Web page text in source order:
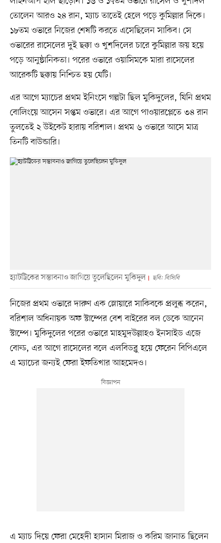
তোলেন আরও ২৪ রান, ম্যাচ তাতেই হেলে পড়ে কুমিল্লার দিকে।
১৮তম ওভারে নিজের শেষটি করতে এসেছিলেন সাকিব। সে
ওভারের রাসেলের দুই ছক্কা ও খুশদিলের চারে কুমিল্লার জয় হয়ে
পড়ে আনুষ্ঠানিকতা। পরের ওভারে ওয়াসিমকে মারা রাসেলের
আরেকটি ছক্কায় নিশ্চিত হয় যেটি।
এর আগে ম্যাচের প্রথম ইনিংসে গল্পটা ছিল মুকিদুলের, যিনি প্রথম
বোলিংয়ে আসেন সপ্তম ওভারে। এর আগে পাওয়ারপ্লেতে ৩৪ রান
তুলতেই ২ উইকেট হারায় বরিশাল। প্রথম ৬ ওভারে আসে মাত্র
তিনটি বাউন্ডারি।
হ্যাটট্রিকের সম্ভাবনাও জাগিয়ে তুলেছিলেন মুকিদুল ছবি: বিসিবি
নিজের প্রথম ওভারে দারুণ এক স্লোয়ারে সাকিবকে প্রলুব্ধ করেন,
বরিশাল অধিনায়ক অফ স্টাম্পের বেশ বাইরের বল ডেকে আনেন
স্টাম্পে। মুকিদুলের পরের ওভারে মাহমুদউল্লাহও ইনসাইড এজে
বোল্ড, এর আগে রাসেলের বলে এলবিডব্লু হয়ে ফেরেন বিপিএলে
এ ম্যাচের জন্যই ফেরা ইফতিখার আহমেদও।
এ ম্যাচ দিয়ে ফেরা মেহেদী হাসান মিরাজ ও করিম জানাত ছিলেন